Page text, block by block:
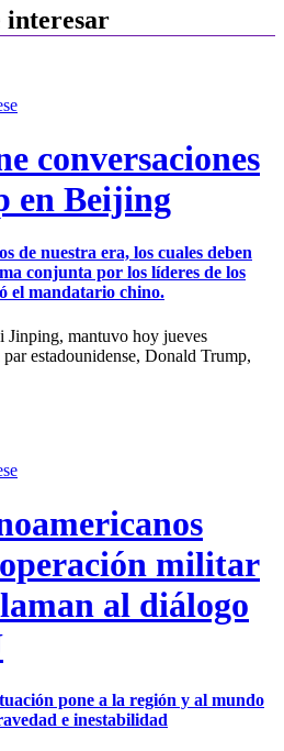
interesar
conversaciones
en Beijing
de nuestra era, los cuales deben
conjunta por los líderes de los
el mandatario chino.
Jinping, mantuvo hoy jueves
estadounidense, Donald Trump,
militar
al diálogo
pone a la región y al mundo
e inestabilidad